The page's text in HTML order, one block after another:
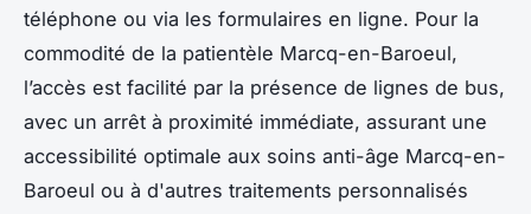
téléphone ou via les formulaires en ligne. Pour la
commodité de la patientèle Marcq-en-Baroeul,
l’accès est facilité par la présence de lignes de bus,
avec un arrêt à proximité immédiate, assurant une
accessibilité optimale aux soins anti-âge Marcq-en-
Baroeul ou à d'autres traitements personnalisés